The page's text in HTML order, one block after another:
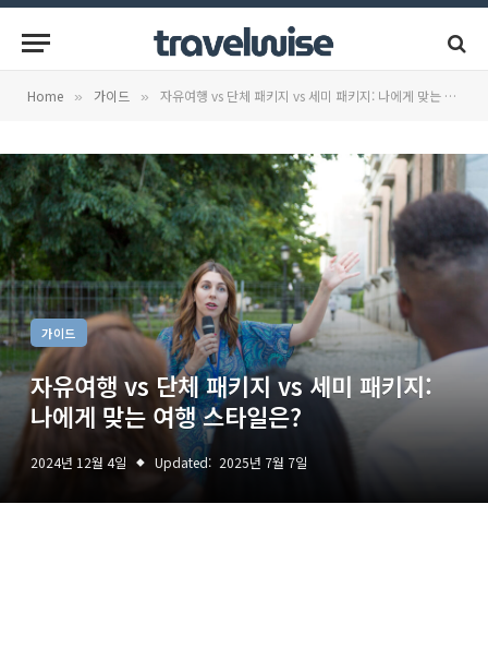
Home » 가이드 » 자유여행 vs 단체 패키지 vs 세미 패키지: 나에게 맞는 여행 스타일은?
가이드
자유여행 vs 단체 패키지 vs 세미 패키지:
나에게 맞는 여행 스타일은?
2024년 12월 4일 Updated: 2025년 7월 7일